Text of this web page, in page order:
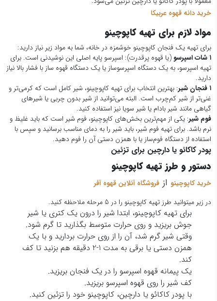
خرید دانه قهوه عربیکا
مواد لازم برای تهیه کاپوچینو
برای تهیه یک فنجان کاپوچینو خوشمزه در خانه، شما به مواد زیر نیاز دارید:
۱ شات اسپرسو
(یا قهوه پرقدرت): اسپرسو پایه اصلی این نوشیدنی است. برای
تهیه اسپرسو، به یک دستگاه اسپرسوساز یا یک دستگاه قهوه ساز با فشار بالا نیاز
دارید.
۱ فنجان شیر
: بهترین انتخاب برای تهیه کاپوچینو، شیر کامل است که کرمی‌تر و
غنی‌تر از شیر کم‌چرب است. البته می‌توانید از شیر بدون چربی یا شیرهای
گیاهی مانند شیر بادام یا شیر سویا نیز استفاده کنید.
فوم شیر: یکی از مهم‌ترین بخش‌های کاپوچینو، فوم شیر است که باید غلیظ و
نرم باشد. برای تهیه فوم شیر، باید شیر را به دمای مناسب برسانید و سپس با
استفاده از دستگاه فوم‌ساز یا با همزن دستی آن را فوم دهید.
پودر کاکائو یا دارچین برای تزئین
دستور و طرز تهیه کاپوچینو
خرید کاپوچینو از فروشگاه آنلاین قهوه آفر
در زیر میتوانید طرز تهیه کاپوچینو را در 5 مرحله ملاحظه کنید.
برای تهیه کاپوچینو، ابتدا شیر را درون یک کتری یا شیر
جوش بریزید و روی حرارت متوسط بگذارید تا گرم شود.
وقتی شیر گرم شد، آن را از روی حرارت بردارید و با یک
همزن دستی یا برقی به مدت 1-2 دقیقه هم بزنید تا کف
کند.
یک پیمانه قهوه اسپرسو را در یک فنجان بریزید.
کف شیر را روی قهوه اسپرسو بریزید.
با پودر کاکائو یا دارچین، کاپوچینو خود را تزئین کنید.